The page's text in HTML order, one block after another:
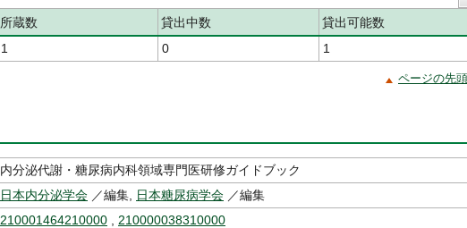
所蔵数 貸出中数
貸出可能数
1 0 1
ページの先
内分泌代謝・糖尿病内科領域専門医研修ガイドブック
日本内分泌学会 ／編集, 日本糖尿病学会 ／編集
210001464210000
210000038310000